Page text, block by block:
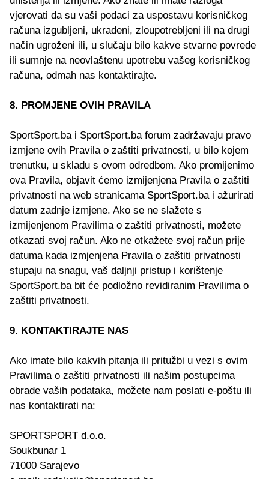
vjerovati da su vaši podaci za uspostavu korisničkog
računa izgubljeni, ukradeni, zloupotrebljeni ili na drugi
način ugroženi ili, u slučaju bilo kakve stvarne povrede
ili sumnje na neovlaštenu upotrebu vašeg korisničkog
računa, odmah nas kontaktirajte.
8. PROMJENE OVIH PRAVILA
SportSport.ba i SportSport.ba forum zadržavaju pravo
izmjene ovih Pravila o zaštiti privatnosti, u bilo kojem
trenutku, u skladu s ovom odredbom. Ako promijenimo
ova Pravila, objavit ćemo izmijenjena Pravila o zaštiti
privatnosti na web stranicama SportSport.ba i ažurirati
datum zadnje izmjene. Ako se ne slažete s
izmijenjenom Pravilima o zaštiti privatnosti, možete
otkazati svoj račun. Ako ne otkažete svoj račun prije
datuma kada izmjenjena Pravila o zaštiti privatnosti
stupaju na snagu, vaš daljnji pristup i korištenje
SportSport.ba bit će podložno revidiranim Pravilima o
zaštiti privatnosti.
9. KONTAKTIRAJTE NAS
Ako imate bilo kakvih pitanja ili pritužbi u vezi s ovim
Pravilima o zaštiti privatnosti ili našim postupcima
obrade vaših podataka, možete nam poslati e-poštu ili
nas kontaktirati na:
SPORTSPORT d.o.o.
Soukbunar 1
71000 Sarajevo